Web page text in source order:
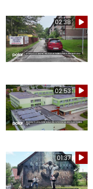
02:38
02:53
01:37